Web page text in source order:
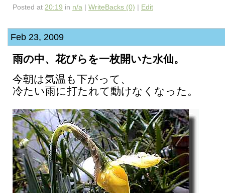
Posted at 20:19 in n/a | WriteBacks (0) | Edit
Feb 23, 2009
雨の中、花びらを一枚開いた水仙。
今朝は気温も下がって、
冷たい雨に打たれて動けなくなった。